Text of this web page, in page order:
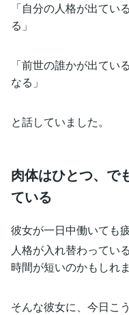
「自分の人格が出てい
る」
「前世の誰かが出てい
なる」
と話していました。
肉体はひとつ、で
ている
彼女が一日中働いても
人格が入れ替わってい
時間が短いのかもしれま
そんな彼女に、今日こ